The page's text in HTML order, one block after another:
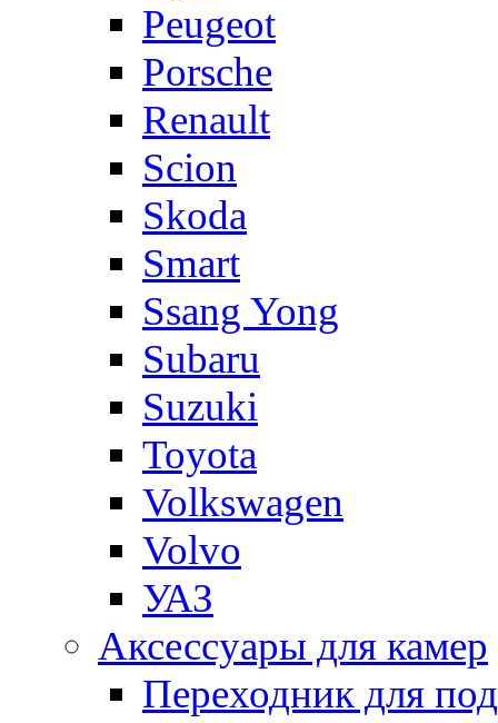
Peugeot
Porsche
Renault
Scion
Skoda
Smart
Ssang Yong
Subaru
Suzuki
Toyota
Volkswagen
Volvo
УАЗ
Аксессуары для камер
Переходник для